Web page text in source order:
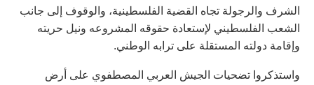
الشرف والرجولة تجاه القضية الفلسطينية، والوقوف إلى جانب
الشعب الفلسطيني لإستعادة حقوقه المشروعه ونيل حريته
وإقامة دولته المستقلة على ترابه الوطني.
واستذكروا تضحيات الجيش العربي المصطفوي على أرض